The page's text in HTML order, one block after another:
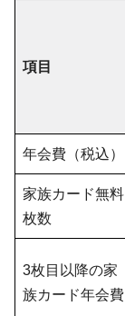
項目
年会費（税込）
家族カード無料
枚数
3枚目以降の家
族カード年会費